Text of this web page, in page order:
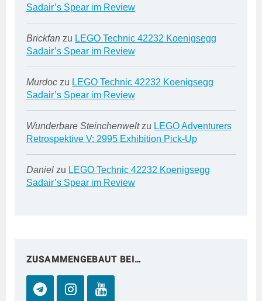
Sadair’s Spear im Review
Brickfan zu LEGO Technic 42232 Koenigsegg
Sadair’s Spear im Review
Murdoc zu LEGO Technic 42232 Koenigsegg
Sadair’s Spear im Review
Wunderbare Steinchenweltzu LEGO Adventurers
Retrospektive V: 2995 Exhibition Pick-Up
Daniel zu LEGO Technic 42232 Koenigsegg
Sadair’s Spear im Review
ZUSAMMENGEBAUT BEI…